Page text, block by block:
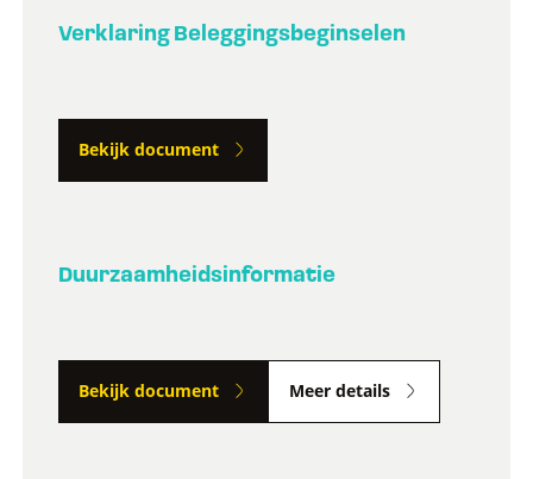
Verklaring Beleggingsbeginselen
Bekijk document
Duurzaamheidsinformatie
Bekijk document Meer details